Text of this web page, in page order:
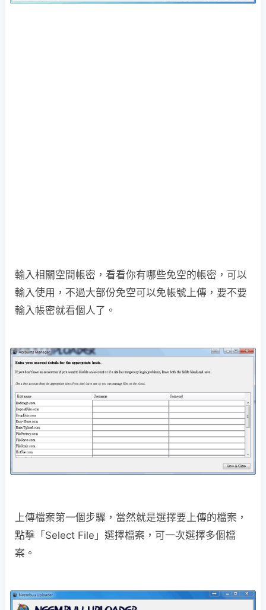
輸入相關空間帳密，看看你有哪些免空的帳密，可以
輸入使用，不過大部份免空可以免帳號上傳，要不要
輸入帳密就看個人了。
上傳檔案第一個步驟，當然就是選擇要上傳的檔案，
點擊「Select File」選擇檔案，可一次選擇多個檔
案。